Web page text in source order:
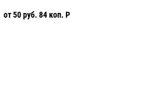
от 50 руб. 84 коп. Р